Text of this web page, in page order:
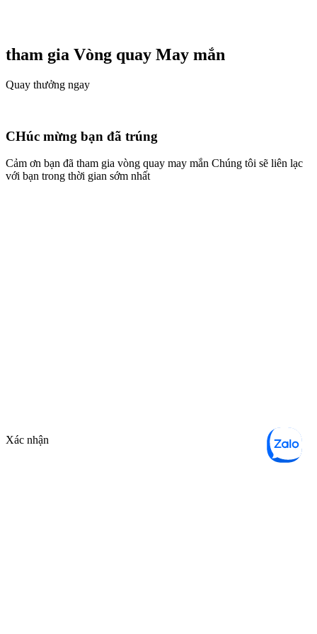
tham gia Vòng quay May mắn
Quay thưởng ngay
CHúc mừng bạn đã trúng
Cảm ơn bạn đã tham gia vòng quay may mắn Chúng tôi sẽ liên lạc
với bạn trong thời gian sớm nhất
Xác nhận